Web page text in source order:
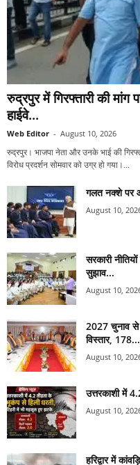
रुद्रपुर में गिरफ्तारी की मांग
हाईवे...
Web Editor - August 10, 2026
रुद्रपुर। भाजपा नेता और उनके भाई की
विरोध प्रदर्शन सोमवार को उग्र हो गया।...
गलत नक्शे पर
August 10,
सरकारी
सुझाव...
August 10,
2027 चुनाव से
विस्तार, 178...
August 10,
उत्तरकाशी में
August 10,
हरिद्वार में